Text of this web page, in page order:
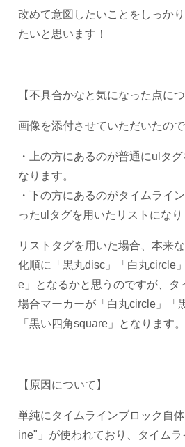
改めて意図したいことをしっか
たいと思います！
【不具合かなと気になった点につ
画像を添付させていただいたので
・上の方にあるのが普通にulタ
なります。
・下の方にあるのがタイムライ
ったulタグを用いたリストになり
リストタグを用いた場合、本来
化順に「黒丸disc」「白丸circle
e」となるかと思うのですが、タ
場合マーカーが「白丸circle」「
「黒い四角square」となります。
【原因について】
単純にタイムラインブロック自
ine"」が使われており、タイム